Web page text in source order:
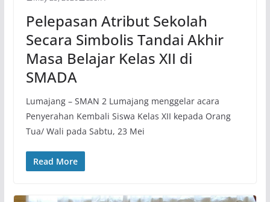
Pelepasan Atribut Sekolah
Secara Simbolis Tandai Akhir
Masa Belajar Kelas XII di
SMADA
Lumajang – SMAN 2 Lumajang menggelar acara
Penyerahan Kembali Siswa Kelas XII kepada Orang
Tua/ Wali pada Sabtu, 23 Mei
Read More